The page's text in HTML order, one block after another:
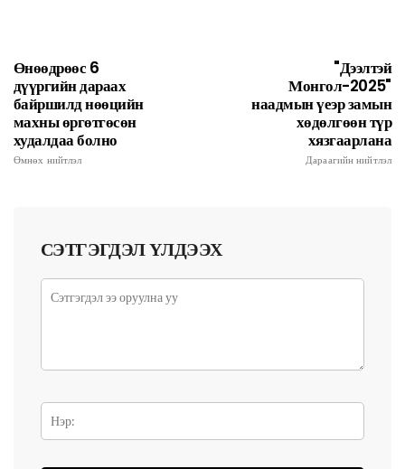
Өнөөдрөөс 6
дүүргийн дараах
байршилд нөөцийн
махны өргөтгөсөн
худалдаа болно
Өмнөх нийтлэл
"Дээлтэй
Монгол-2025"
наадмын үеэр замын
хөдөлгөөн түр
хязгаарлана
Дараагийн нийтлэл
СЭТГЭГДЭЛ ҮЛДЭЭХ